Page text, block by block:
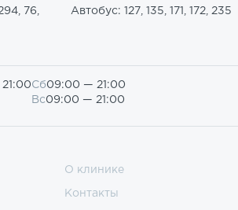
76,
Автобус: 127, 135, 171, 172, 235
Сб09:00 — 21:00
Вс09:00 — 21:00
О клинике
Контакты